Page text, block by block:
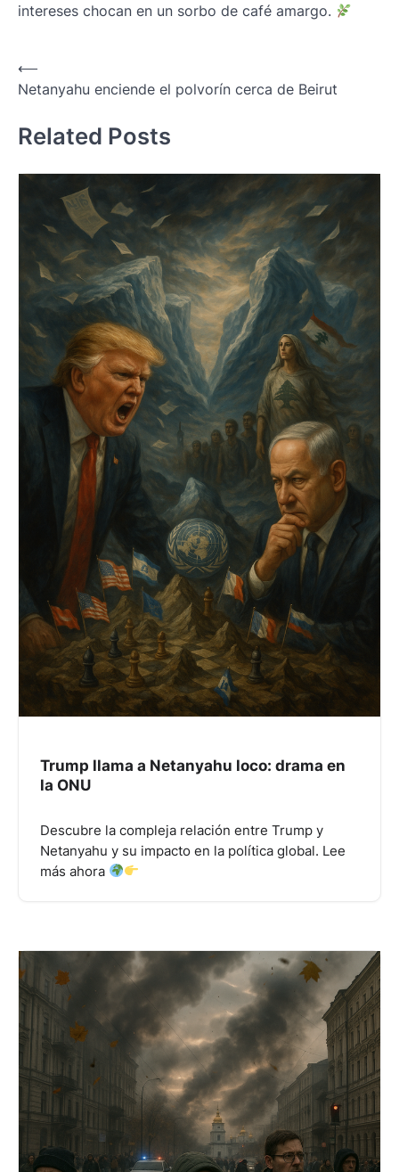
intereses chocan en un sorbo de café amargo.
Navegación
de
entradas
⟵
Netanyahu enciende el polvorín cerca de Beirut
Related Posts
Trump llama a Netanyahu loco: drama en
la ONU
Descubre la compleja relación entre Trump y
Netanyahu y su impacto en la política global. Lee
más ahora